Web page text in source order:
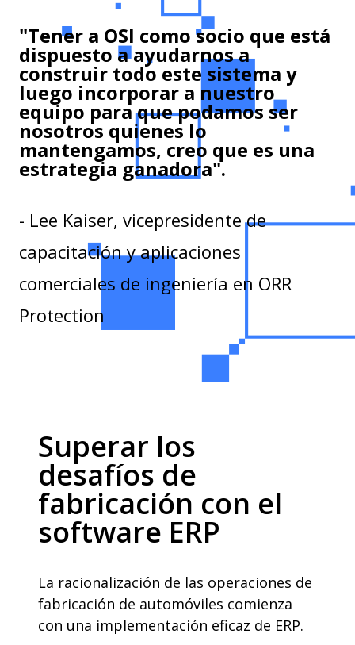
"Tener a OSI como socio que está
dispuesto a ayudarnos a
construir todo este sistema y
luego incorporar a nuestro
equipo para que podamos ser
nosotros quienes lo
mantengamos, creo que es una
estrategia ganadora".
- Lee Kaiser, vicepresidente de
capacitación y aplicaciones
comerciales de ingeniería en ORR
Protection
Superar los
desafíos de
fabricación con el
software ERP
La racionalización de las operaciones de
fabricación de automóviles comienza
con una implementación eficaz de ERP.